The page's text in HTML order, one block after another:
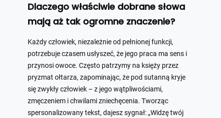
Dlaczego właściwie dobrane słowa
mają aż tak ogromne znaczenie?
Każdy człowiek, niezależnie od pełnionej funkcji,
potrzebuje czasem usłyszeć, że jego praca ma sens i
przynosi owoce. Często patrzymy na księży przez
pryzmat ołtarza, zapominając, że pod sutanną kryje
się zwykły człowiek – z jego wątpliwościami,
zmęczeniem i chwilami zniechęcenia. Tworząc
spersonalizowany tekst, dajesz sygnał: „Widzę twój